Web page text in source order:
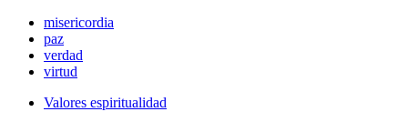
misericordia
paz
verdad
virtud
Valores espiritualidad